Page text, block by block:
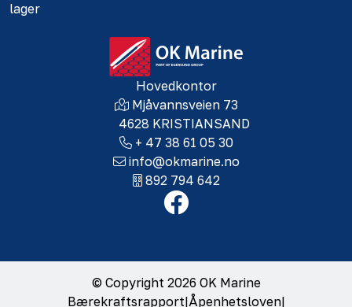
lager
Hovedkontor
Mjåvannsveien 73
4628 KRISTIANSAND
+ 47 38 61 05 30
info@okmarine.no
892 794 642
© Copyright 2026 OK Marine
Bærekraftsrapport|Åpenhetsloven|